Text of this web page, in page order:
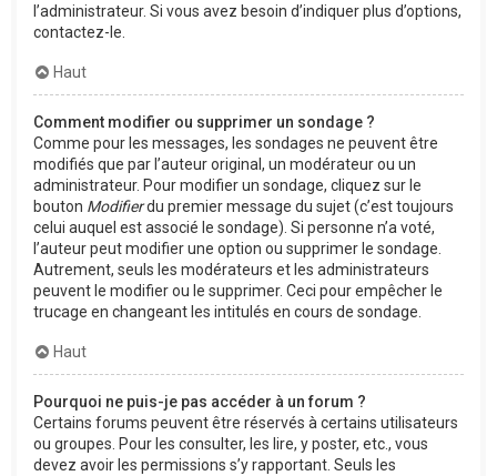
l’administrateur. Si vous avez besoin d’indiquer plus d’options,
contactez-le.
Haut
Comment modifier ou supprimer un sondage ?
Comme pour les messages, les sondages ne peuvent être
modifiés que par l’auteur original, un modérateur ou un
administrateur. Pour modifier un sondage, cliquez sur le
bouton Modifierdu premier message du sujet (c’est toujours
celui auquel est associé le sondage). Si personne n’a voté,
l’auteur peut modifier une option ou supprimer le sondage.
Autrement, seuls les modérateurs et les administrateurs
peuvent le modifier ou le supprimer. Ceci pour empêcher le
trucage en changeant les intitulés en cours de sondage.
Haut
Pourquoi ne puis-je pas accéder à un forum ?
Certains forums peuvent être réservés à certains utilisateurs
ou groupes. Pour les consulter, les lire, y poster, etc., vous
devez avoir les permissions s’y rapportant. Seuls les